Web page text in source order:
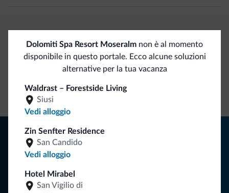
Dolomiti Spa Resort Moseralm non è al momento
disponibile in questo portale. Ecco alcune soluzioni
alternative per la tua vacanza
Waldrast – Forestside Living
Siusi
Vedi alloggio
Zin Senfter Residence
San Candido
Vedi alloggio
Hotel Mirabel
San Vigilio di
Vantaggi esclusivi Dolomiti.it
diretto
Tariffe
vantaggiose
Consigli dalle Dolomiti
Riceverai informazioni, offerte esclusive e news per la tua